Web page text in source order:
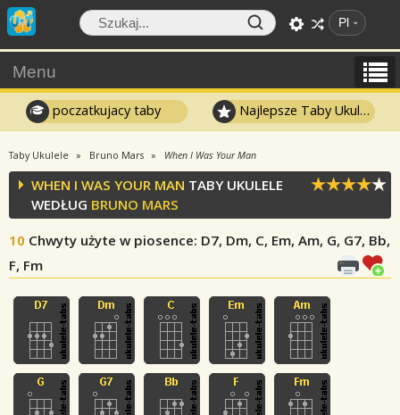
Pl
Menu
poczatkujacy taby Najlepsze Taby Ukulele
Taby Ukulele Bruno Mars When I Was Your Man
WHEN I WAS YOUR MAN TABY UKULELE
WEDŁUG BRUNO MARS
10 Chwyty użyte w piosence: D7, Dm, C, Em, Am, G, G7, Bb,
F, Fm